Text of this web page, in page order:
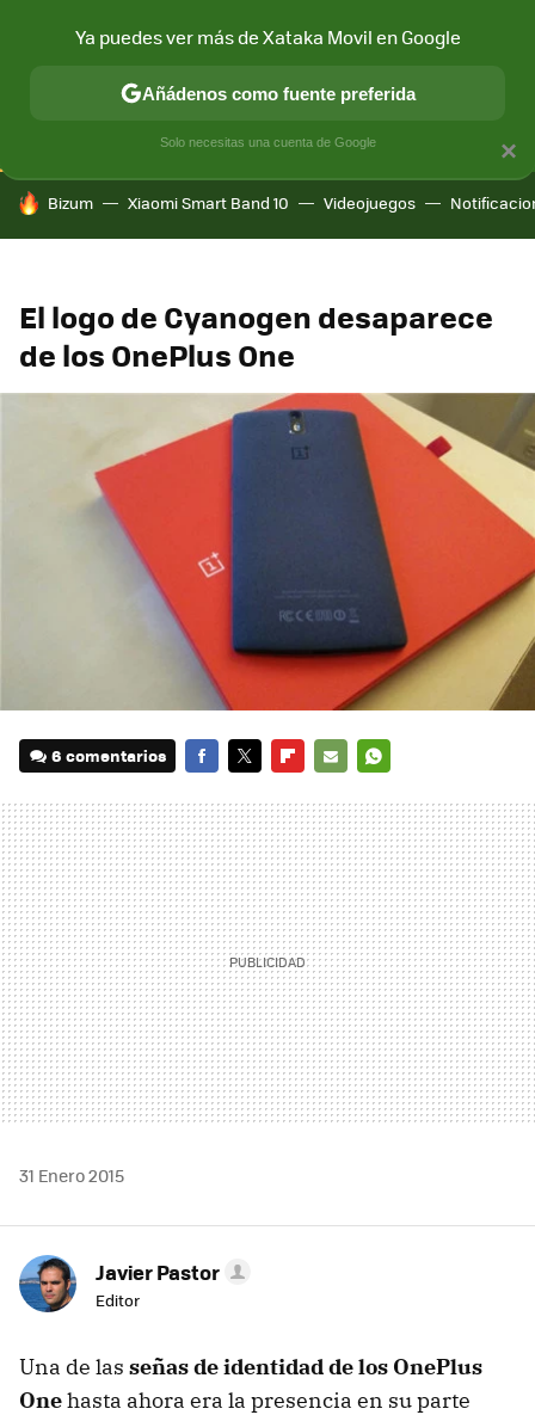
CONECTIVIDAD MÓVIL Y SOCIEDAD APLICACIONES
HOY SE HABLA DE
Bizum Xiaomi Smart Band 10 Videojuegos
El logo de Cyanogen desaparece
de los OnePlus One
6 comentarios
MAIL
31 Enero 2015
Javier Pastor
Editor
Una de las señas de identidad de los OnePlus
Onehasta ahora era la presencia en su parte
×
Ya puedes ver más de Xataka Movil en Google
Añádenos como fuente preferida
Solo necesitas una cuenta de Google